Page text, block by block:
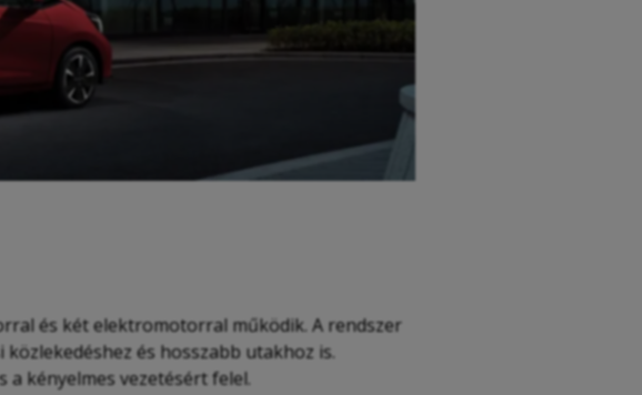
és két elektromotorral működik. A rendszer
és hosszabb utakhoz is.
a kényelmes vezetésért felel.